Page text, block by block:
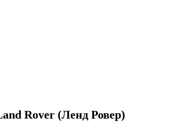
Rover (Ленд Ровер)